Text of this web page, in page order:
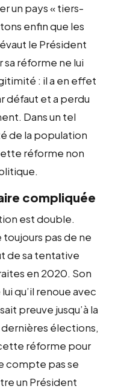
un pays « tiers-
enfin que les
le Président
réforme ne lui
: il a en effet
défaut et a perdu
Dans un tel
de la population
réforme non
compliquée
est double.
pas de ne
de sa tentative
en 2020. Son
qu’il renoue avec
preuve jusqu’à la
élections,
réforme pour
compte pas se
un Président